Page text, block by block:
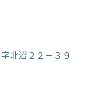
北沼２２－３９